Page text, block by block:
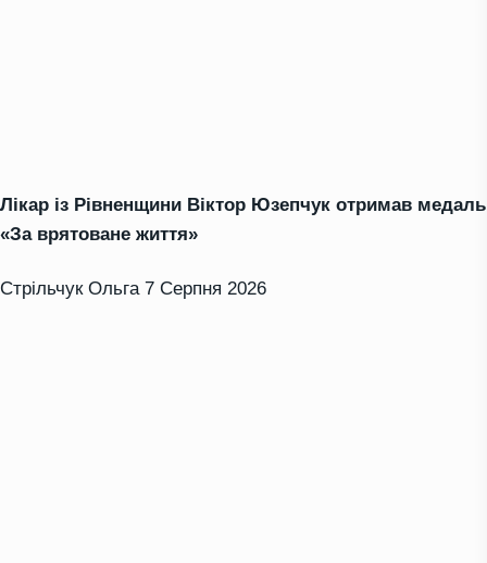
Лікар із Рівненщини Віктор Юзепчук отримав медаль
«За врятоване життя»
Стрільчук Ольга 7 Серпня 2026